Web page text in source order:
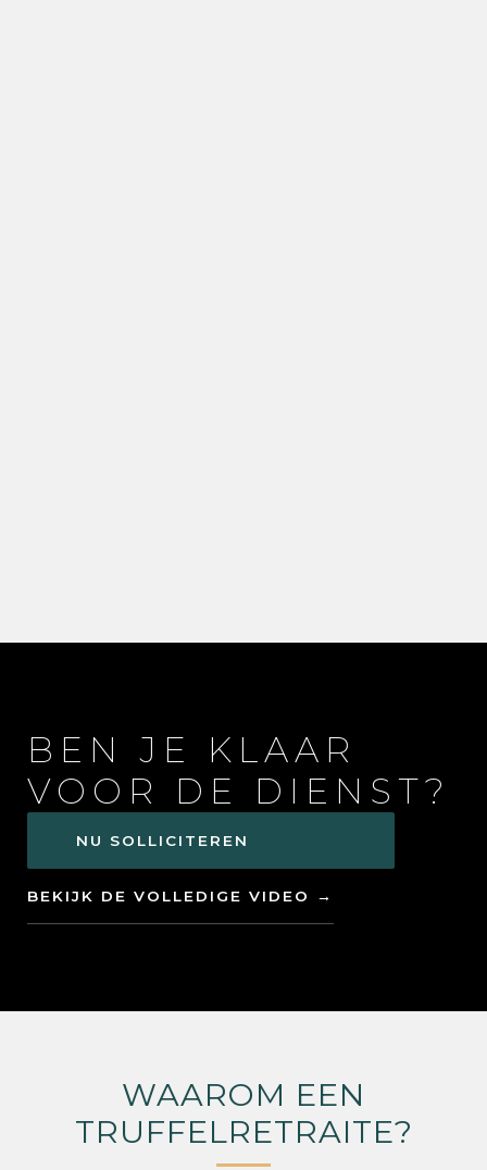
BEN JE KLAAR
VOOR DE DIENST?
NU SOLLICITEREN
BEKIJK DE VOLLEDIGE VIDEO →
WAAROM EEN
TRUFFELRETRAITE?